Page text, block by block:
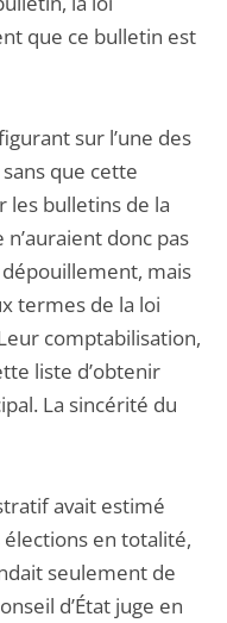
que ce bulletin est
sur l’une des
que cette
les bulletins de la
donc pas
mais
termes de la loi
comptabilisation,
liste d’obtenir
La sincérité du
avait estimé
élections en totalité,
seulement de
d’État juge en